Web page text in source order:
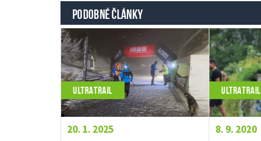
PODOBNÉ ČLÁNKY
ULTRATRAIL
20. 1. 2025
ULTRATRAIL
8. 9. 2020